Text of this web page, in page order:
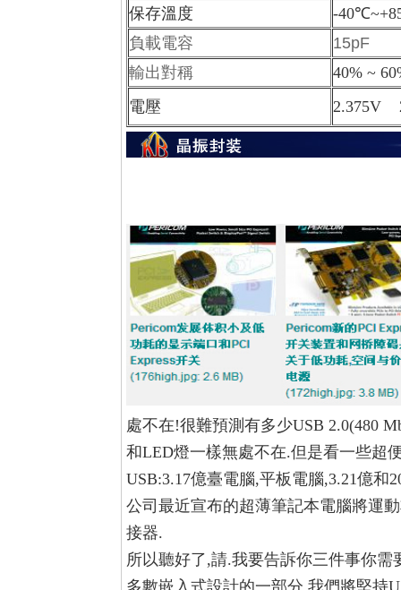
保存溫度
-
負載電容
15pF
輸出對稱
40% ~
電壓
2.375V
處不在!很難預測有多少USB 2.0(480
和LED燈一樣無處不在.但是看一些超
USB:3.17億臺電腦,平板電腦,3.21億和
公司最近宣布的超薄筆記本電腦將運
接器.
所以聽好了,請.我要告訴你三件事你需
多數嵌入式設計的一部分.我們將堅持